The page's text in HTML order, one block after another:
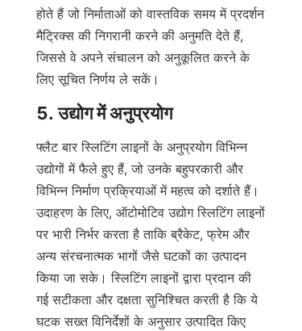
होते हैं जो निर्माताओं को वास्तविक समय में प्रदर्शन
मैट्रिक्स की निगरानी करने की अनुमति देते हैं,
जिससे वे अपने संचालन को अनुकूलित करने के
लिए सूचित निर्णय ले सकें।
5. उद्योग में अनुप्रयोग
फ्लैट बार स्लिटिंग लाइनों के अनुप्रयोग विभिन्न
उद्योगों में फैले हुए हैं, जो उनके बहुपरकारी और
विभिन्न निर्माण प्रक्रियाओं में महत्व को दर्शाते हैं।
उदाहरण के लिए, ऑटोमोटिव उद्योग स्लिटिंग लाइनों
पर भारी निर्भर करता है ताकि ब्रैकेट, फ्रेम और
अन्य संरचनात्मक भागों जैसे घटकों का उत्पादन
किया जा सके। स्लिटिंग लाइनों द्वारा प्रदान की
गई सटीकता और दक्षता सुनिश्चित करती है कि ये
घटक सख्त विनिर्देशों के अनुसार उत्पादित किए